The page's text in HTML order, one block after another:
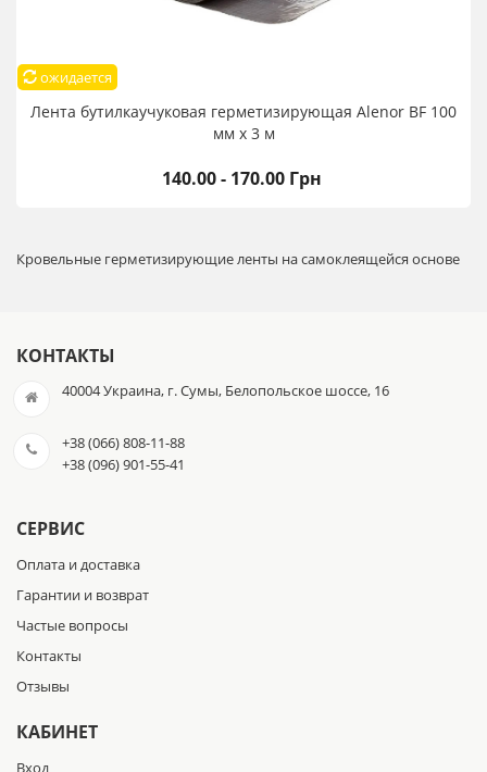
ожидается
Лента бутилкаучуковая герметизирующая Alenor BF 100
мм х 3 м
140.00 - 170.00 Грн
Кровельные герметизирующие ленты на самоклеящейся основе
КОНТАКТЫ
40004 Украина, г. Сумы, Белопольское шоссе, 16
+38 (066) 808-11-88
+38 (096) 901-55-41
СЕРВИС
Оплата и доставка
Гарантии и возврат
Частые вопросы
Контакты
Отзывы
КАБИНЕТ
Вход